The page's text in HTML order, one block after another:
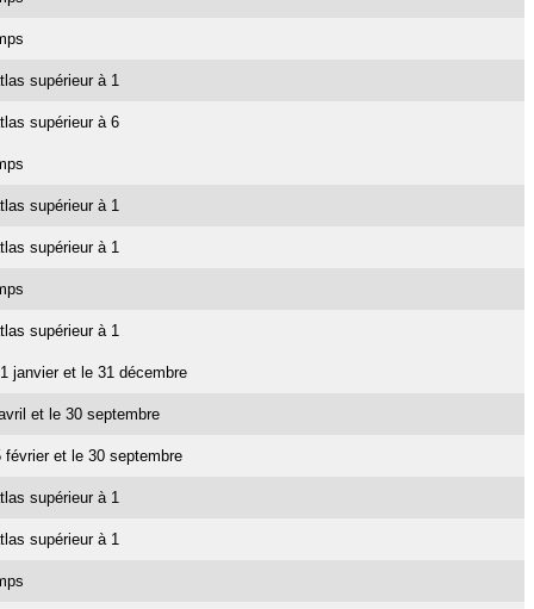
supérieur à 1
supérieur à 6
supérieur à 1
supérieur à 1
supérieur à 1
janvier et le 31 décembre
et le 30 septembre
et le 30 septembre
supérieur à 1
supérieur à 1